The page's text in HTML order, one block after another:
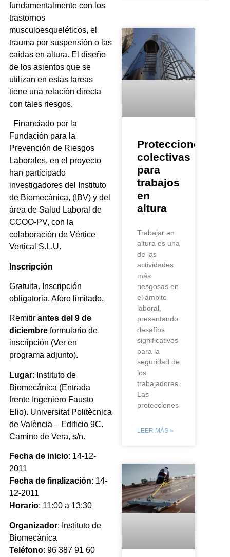
fundamentalmente con los
trastornos
musculoesqueléticos, el
trauma por suspensión o las
caídas en altura. El diseño
de los asientos que se
utilizan en estas tareas
tiene una relación directa
con tales riesgos.
Financiado por la
Fundación para la
Prevención de Riesgos
Laborales, en el proyecto
han participado
investigadores del Instituto
de Biomecánica, (IBV) y del
área de Salud Laboral de
CCOO-PV, con la
colaboración de Vértice
Vertical S.L.U.
Inscripción
Gratuita. Inscripción
obligatoria. Aforo limitado.
Remitir antes del 9 de
diciembreformulario de
inscripción (Ver en
programa adjunto).
Lugar: Instituto de
Biomecánica (Entrada
frente Ingeniero Fausto
Elio). Universitat Politècnica
de València – Edificio 9C.
Camino de Vera, s/n.
Fecha de inicio: 14-12-
2011
Fecha de finalización: 14-
12-2011
Horario: 11:00 a 13:30
Organizador: Instituto de
Biomecánica
Teléfono: 96 387 91 60
Protecciones
colectivas
para
trabajos
en
altura
Trabajar en
altura es una
de las
actividades
más
riesgosas en
el ámbito
laboral,
presentando
desafíos
significativos
para la
seguridad de
los
trabajadores.
Las
protecciones
LEER MÁS »